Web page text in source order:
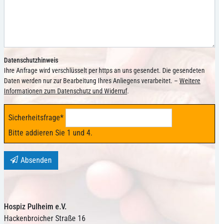
Datenschutzhinweis
Ihre Anfrage wird verschlüsselt per https an uns gesendet. Die gesendeten
Daten werden nur zur Bearbeitung Ihres Anliegens verarbeitet. – Weitere
Informationen zum Datenschutz und Widerruf.
Sicherheitsfrage*
Bitte addieren Sie 1 und 4.
Absenden
Hospiz Pulheim e.V.
Hackenbroicher Straße 16